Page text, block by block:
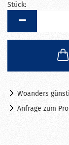
Stück:
Woanders
Anfrage zum